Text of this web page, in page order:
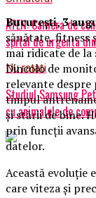
ATEN: Camera de
spital de urgenta
Nu ratati
Studiul Samsung
cu animalele de
București,3
sănătate,
mai ridicate de
Dincolo de
relevante
timpul
și stării de bine.
prin funcții
datelor.
Această evoluție
care viteza și